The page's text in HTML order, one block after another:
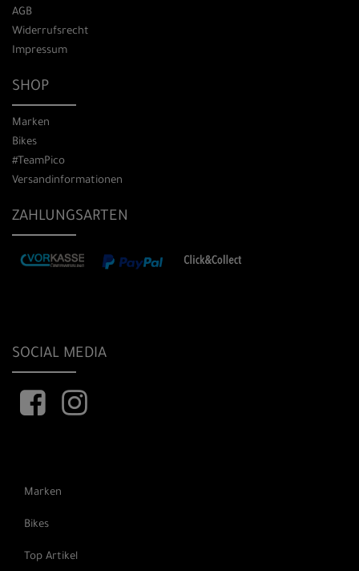
AGB
Widerrufsrecht
Impressum
SHOP
Marken
Bikes
#TeamPico
Versandinformationen
ZAHLUNGSARTEN
SOCIAL MEDIA
Marken
Bikes
Top Artikel